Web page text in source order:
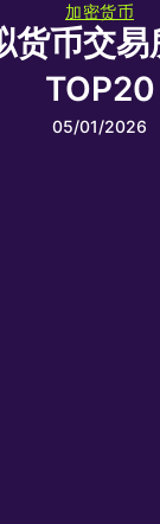
加密货币
货币交
TOP20
05/01/2026